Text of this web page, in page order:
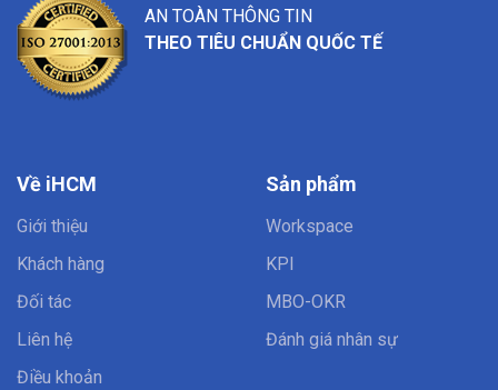
Về iHCM
Giới thiệu
Khách hàng
Đối tác
Liên hệ
Điều khoản
Sản phẩm
Workspace
KPI
MBO-OKR
Đánh giá nhân sự
AN TOÀN THÔNG TIN
THEO TIÊU CHUẨN QUỐC TẾ